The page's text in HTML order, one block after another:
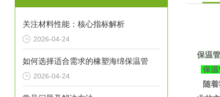
关注材料性能：核心指标解析
2026-04-24
如何选择适合需求的橡塑海绵保温管
2026-04-24
保温
保
随着